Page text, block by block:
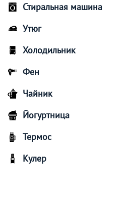
Стиральная машина
Утюг
Холодильник
Фен
Чайник
Йогуртница
Термос
Кулер